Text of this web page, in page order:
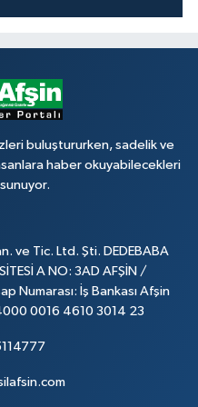
buluştururken, sadelik ve
haber okuyabilecekleri
ve Tic. Ltd. Şti. DEDEBABA
A NO: 3AD AFŞİN /
Numarası: İş Bankası Afşin
0016 4610 3014 23